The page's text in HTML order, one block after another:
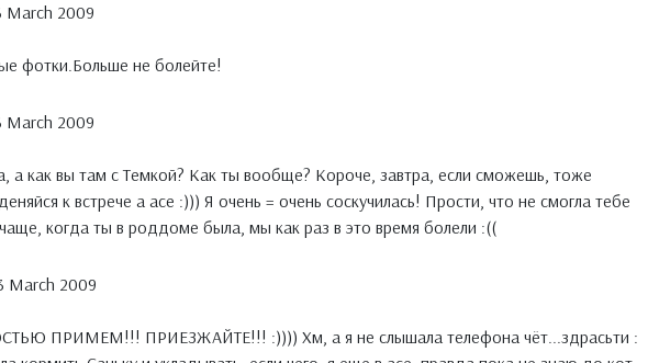
March 2009
фотки.Больше не болейте!
March 2009
а как вы там с Темкой? Как ты вообще? Короче, завтра, если сможешь, тоже
к встрече а асе :))) Я очень = очень соскучилась! Прости, что не смогла тебе
когда ты в роддоме была, мы как раз в это время болели :((
March 2009
ПРИМЕМ!!! ПРИЕЗЖАЙТЕ!!! :)))) Хм, а я не слышала телефона чёт...здрасьти :